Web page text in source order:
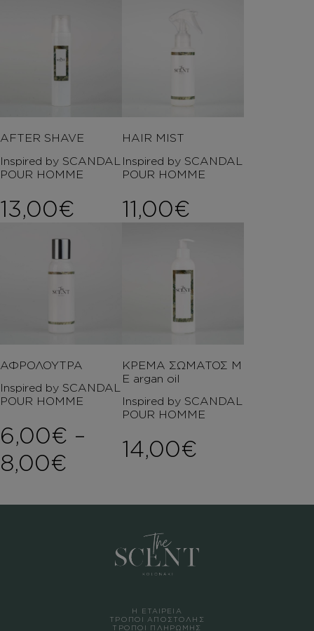
AFTER SHAVE
Inspired by SCANDAL
POUR HOMME
13,00€
HAIR MIST
Inspired by SCANDAL
POUR HOMME
11,00€
ΑΦΡΟΛΟΥΤΡΑ
Inspired by SCANDAL
POUR HOMME
6,00€ –
8,00€ Price range: 6,00€
ΚΡΕΜΑ ΣΩΜΑΤΟΣ Μ
Ε argan oil
Inspired by SCANDAL
POUR HOMME
14,00€
Η ΕΤΑΙΡΕΙΑ
ΤΡΟΠΟΙ ΑΠΟΣΤΟΛΗΣ
ΤΡΟΠΟΙ ΠΛΗΡΩΜΗΣ